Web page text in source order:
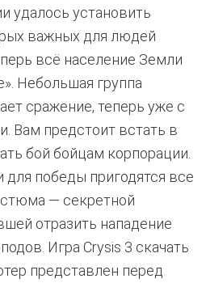
удалось установить
важных для людей
всё население Земли
Небольшая группа
сражение, теперь уже с
Вам предстоит встать в
бой бойцам корпорации.
для победы пригодятся все
— секретной
отразить нападение
Игра Crysis 3 скачать
представлен перед